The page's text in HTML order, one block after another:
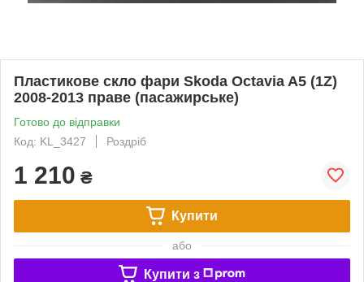
Пластикове скло фари Skoda Octavia A5 (1Z)
2008-2013 праве (пасажирське)
Готово до відправки
Код: KL_3427
Роздріб
1 210 ₴
Купити
або
Купити з